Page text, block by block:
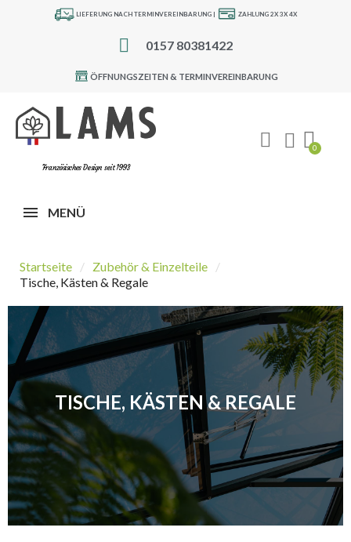
LIEFERUNG NACH TERMINVEREINBARUNG | ZAHLUNG 2X 3X 4X
0157 80381422
ÖFFNUNGSZEITEN & TERMINVEREINBARUNG
Französisches Design seit 1993
MENÜ
Startseite
Zubehör & Einzelteile
Tische, Kästen & Regale
TISCHE, KÄSTEN & REGALE